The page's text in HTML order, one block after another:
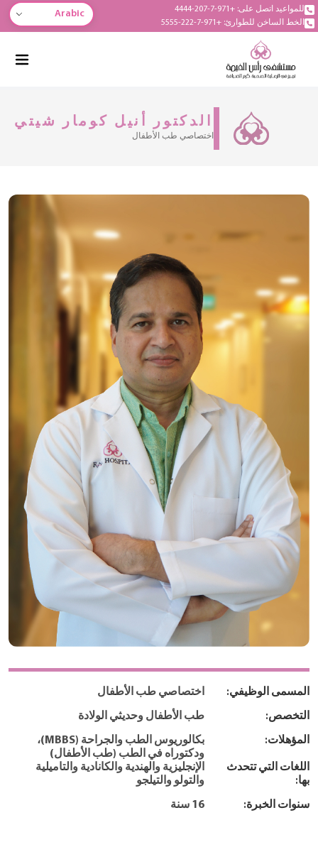
للمواعيد اتصل على: +971-7-207-4444
الخط الساخن للطوارئ: +971-7-222-5555
Arabic
الدكتور أنيل كومار شيتي
اختصاصي طب الأطفال
المسمى الوظيفي: اختصاصي طب الأطفال
التخصص: طب الأطفال وحديثي الولادة
المؤهلات:
بكالوريوس الطب والجراحة (MBBS)،
ودكتوراه في الطب (طب الأطفال)
اللغات التي تتحدث
بها:
الإنجليزية والهندية والكانادية والتاميلية
والتولو والتيلجو
سنوات الخبرة: 16 سنة